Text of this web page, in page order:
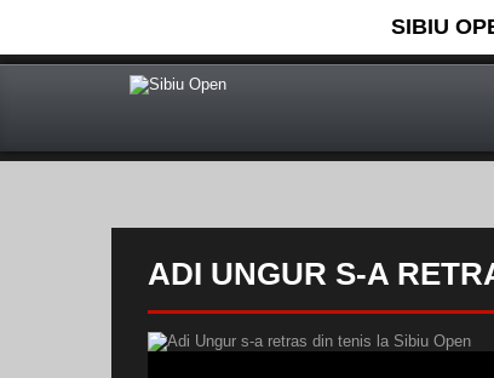
SIBIU
ADI UNGUR S-A